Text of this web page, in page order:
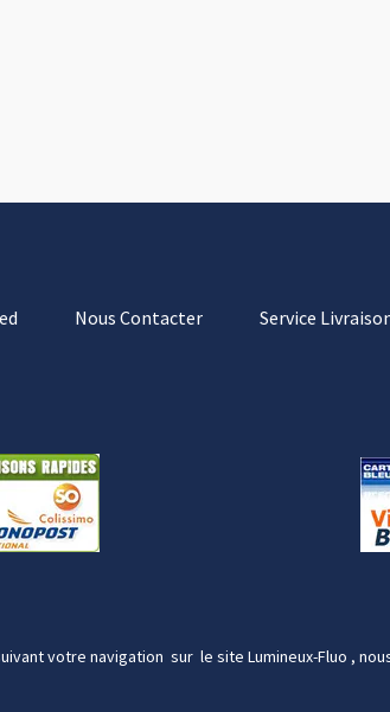
Nous Contacter Service
votre navigation sur le site Lumineux-Fluo ,